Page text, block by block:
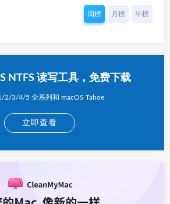
周榜 月榜 年榜
NTFS 读写工具，免费下载
2/3/4/5 全系列和 macOS Tahoe
立即查看